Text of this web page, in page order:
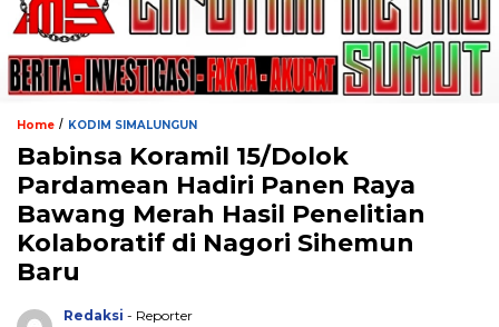
Home / KODIM SIMALUNGUN
Babinsa Koramil 15/Dolok
Pardamean Hadiri Panen Raya
Bawang Merah Hasil Penelitian
Kolaboratif di Nagori Sihemun
Baru
Redaksi - Reporter